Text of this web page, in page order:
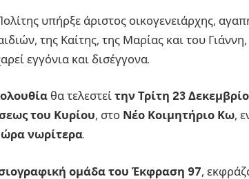
υπήρξε άριστος οικογενειάρχης,
της Καίτης, της Μαρίας και του
εγγόνια και δισέγγονα.
θα τελεστεί την Τρίτη 23
του Κυρίου, στο Νέο Κοιμητήριο Κω,
ώρα νωρίτερα.
ομάδα του Έκφραση 97,